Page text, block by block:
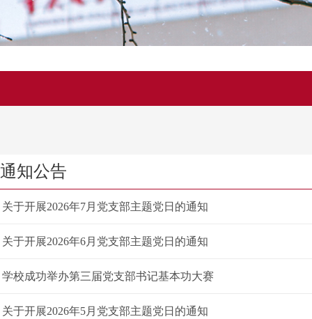
通知公告
关于开展2026年7月党支部主题党日的通知
关于开展2026年6月党支部主题党日的通知
学校成功举办第三届党支部书记基本功大赛
关于开展2026年5月党支部主题党日的通知